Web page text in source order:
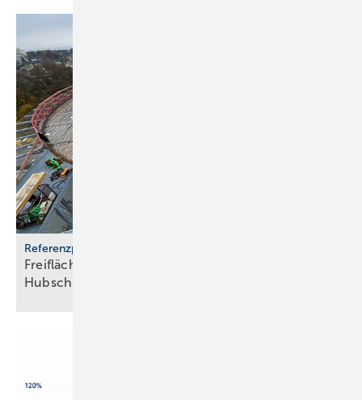
Referenzprojekt
Freiflächenheizung für ganz­jäh­rige
Hub­schrau­ber­lan­dun­gen